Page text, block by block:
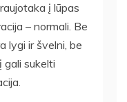
į lūpas
– normali. Be
lygi ir švelni, be
gali sukelti